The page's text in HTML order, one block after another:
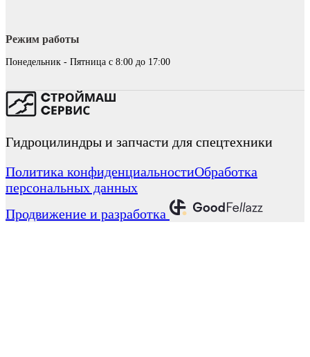
Режим работы
Понедельник - Пятница с 8:00 до 17:00
Гидроцилиндры и запчасти для спецтехники
Политика конфиденциальностиОбработка
персональных данных
Продвижение и разработка